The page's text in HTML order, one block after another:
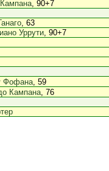
, 90+7
, 63
Уррути, 90+7
Фофана, 59
Кампана, 76